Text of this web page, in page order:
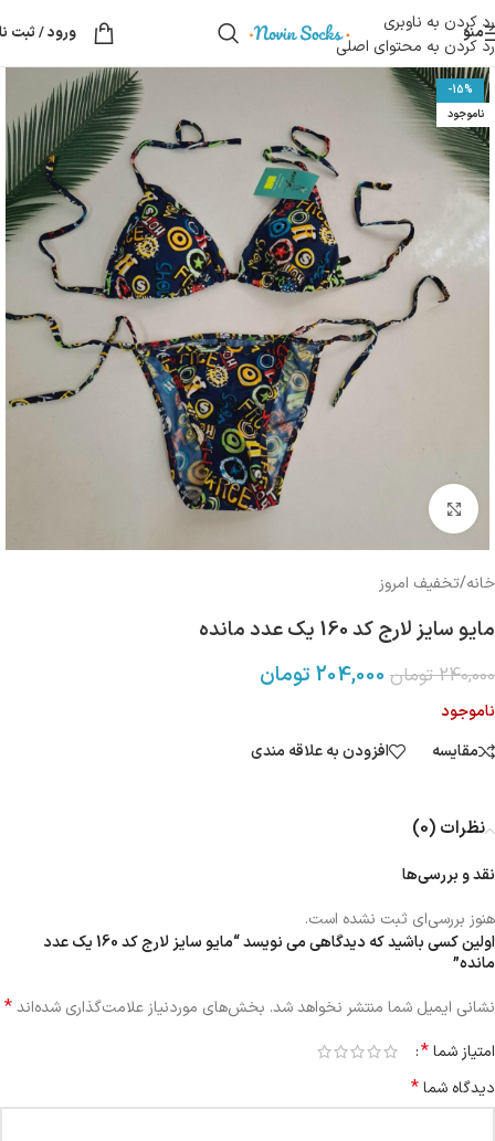
رد کردن به ناوبری
رد کردن به محتوای اصلی
منو ورود / ثبت
-15%
ناموجود
بزرگنمایی تصویر
خانه/تخفیف امروز
مایو سایز لارج کد 160 یک عدد مانده
240,000 تومان 204,000 تومان
ناموجود
مقایسه
افزودن به علاقه مندی
نظرات (0)
نقد و بررسی‌ها
هنوز بررسی‌ای ثبت نشده است.
اولین کسی باشید که دیدگاهی می نویسد “مایو سایز لارج کد 160 یک عدد
مانده”
نشانی ایمیل شما منتشر نخواهد شد. بخش‌های موردنیاز علامت‌گذاری شده‌اند*
امتیاز شما*
دیدگاه شما*